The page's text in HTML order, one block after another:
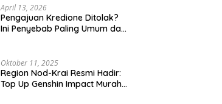
April 13, 2026
Pengajuan Kredione Ditolak?
Ini Penyebab Paling Umum dan
Oktober 11, 2025
Region Nod-Krai Resmi Hadir:
Top Up Genshin Impact Murah